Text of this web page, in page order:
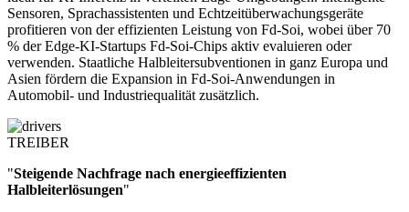
Sensoren, Sprachassistenten und Echtzeitüberwachungsgeräte
profitieren von der effizienten Leistung von Fd-Soi, wobei über 70
% der Edge-KI-Startups Fd-Soi-Chips aktiv evaluieren oder
verwenden. Staatliche Halbleitersubventionen in ganz Europa und
Asien fördern die Expansion in Fd-Soi-Anwendungen in
Automobil- und Industriequalität zusätzlich.
TREIBER
"Steigende Nachfrage nach energieeffizienten
Halbleiterlösungen"